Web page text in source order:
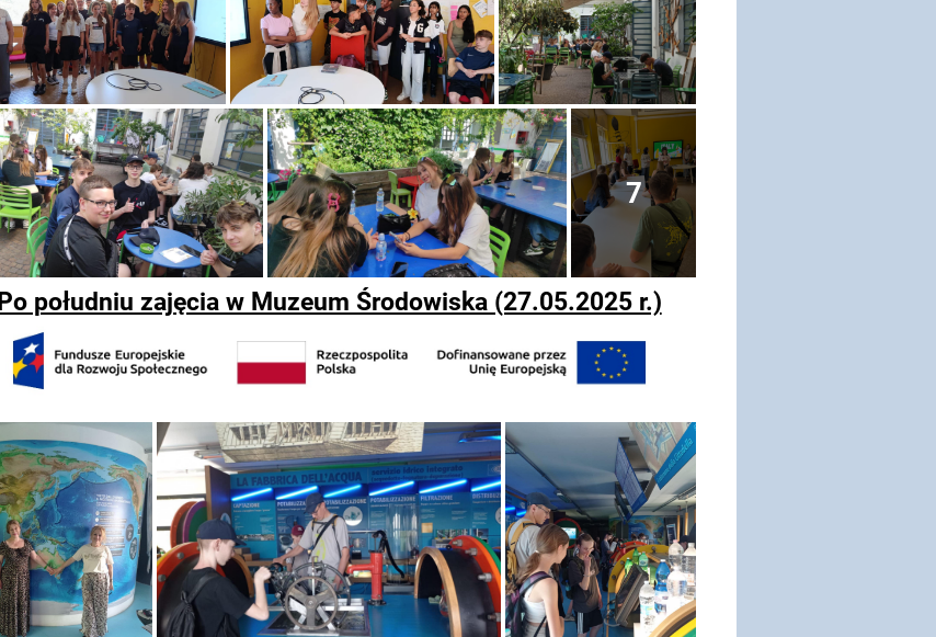
7
Po południu zajęcia w Muzeum Środowiska (27.05.2025 r.)